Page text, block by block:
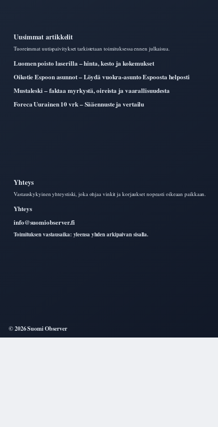
Uusimmat artikkelit
Tuoreimmat uutispaivitykset tarkistetaan toimituksessa ennen julkaisua.
Luomen poisto laserilla – hinta, kesto ja kokemukset
Oikotie Espoon asunnot – Löydä vuokra-asunto Espoosta helposti
Mustaleski – faktaa myrkystä, oireista ja vaarallisuudesta
Foreca Uurainen 10 vrk – Sääennuste ja vertailu
Yhteys
Vastauskykyinen yhteystiski, joka ohjaa vinkit ja korjaukset nopeasti oikeaan paikkaan.
Yhteys
info@suomiobserver.fi
Toimituksen vastausaika: yleensa yhden arkipaivan sisalla.
© 2026 Suomi Observer